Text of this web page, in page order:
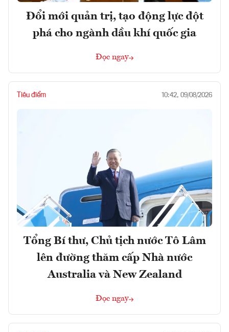
Đổi mới quản trị, tạo động lực đột
phá cho ngành dầu khí quốc gia
Đọc ngay
Tiêu điểm 10:42, 09/08/2026
Tổng Bí thư, Chủ tịch nước Tô Lâm
lên đường thăm cấp Nhà nước
Australia và New Zealand
Đọc ngay